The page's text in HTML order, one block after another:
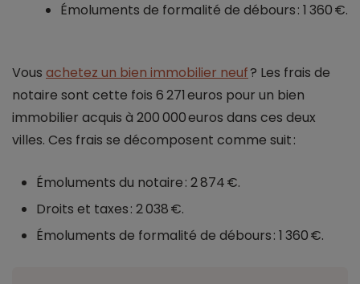
Émoluments de formalité de débours : 1 360 €.
Vous achetez un bien immobilier neuf? Les frais de
notaire sont cette fois 6 271 euros pour un bien
immobilier acquis à 200 000 euros dans ces deux
villes. Ces frais se décomposent comme suit :
Émoluments du notaire : 2 874 €.
Droits et taxes : 2 038 €.
Émoluments de formalité de débours : 1 360 €.